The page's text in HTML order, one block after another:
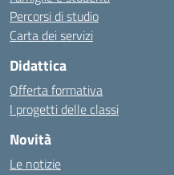
Percorsi di studio
Carta dei servizi
Didattica
Offerta formativa
I progetti delle classi
Novità
Le notizie